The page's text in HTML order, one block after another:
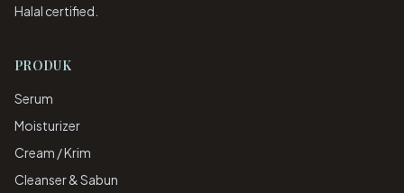
Halal certified.
PRODUK
Serum
Moisturizer
Cream / Krim
Cleanser & Sabun